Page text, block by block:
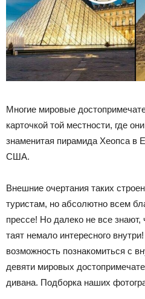
Многие мировые
карточкой той местности, где
знаменитая пирамида Хеопса в
США.
Внешние очертания таких
туристам, но абсолютно всем
прессе! Но далеко не все
таят немало интересного
возможность познакомиться с
девяти мировых
дивана. Подборка наших